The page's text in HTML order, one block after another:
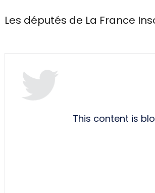
Les députés de La France
This content is